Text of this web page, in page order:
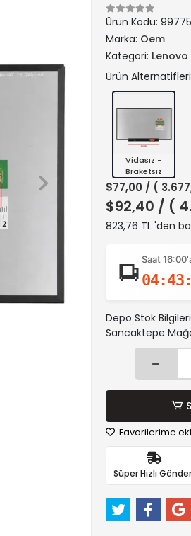
Ürün Kodu:
Marka: Oem
Kategori: Lenovo
Ürün
Vidasız -
Braketsiz
$77,00 / (
$92,40 / (
823,76 TL 'den
Saat
Depo Stok
Sancaktepe
Favorilerime
Süper Hızlı